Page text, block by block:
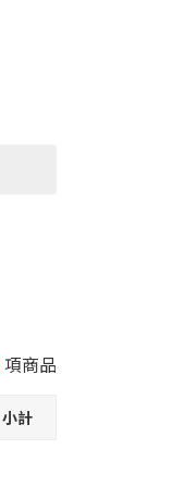
項商品
小計